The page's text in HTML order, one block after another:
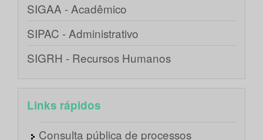
SIGAA - Acadêmico
SIPAC - Administrativo
SIGRH - Recursos Humanos
Links rápidos
Consulta pública de processos